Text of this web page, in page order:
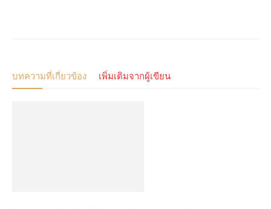
บทความที่เกี่ยวข้อง เพิ่มเติมจากผู้เขียน